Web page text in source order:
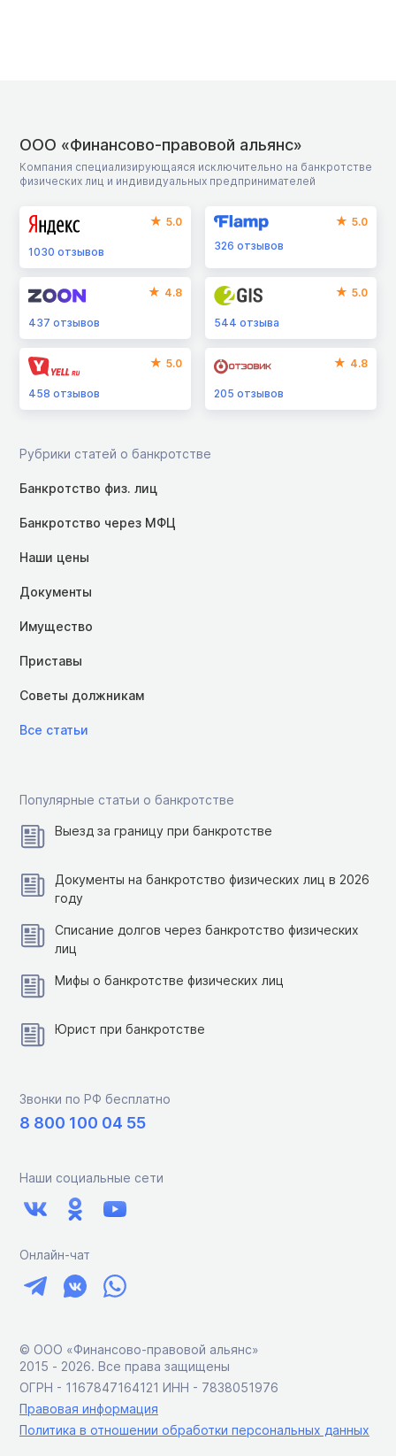
ООО «Финансово-правовой альянс»
Компания специализирующаяся исключительно на банкротстве
физических лиц и индивидуальных предпринимателей
5.0
1030 отзывов
5.0
326отзывов
4.8
437 отзывов
5.0
544отзыва
5.0
458 отзывов
4.8
205отзывов
Рубрики статей о банкротстве
Банкротство физ. лиц
Банкротство через МФЦ
Наши цены
Документы
Имущество
Приставы
Советы должникам
Все статьи
Популярные статьи о банкротстве
Выезд за границу при банкротстве
Документы на банкротство физических лиц в 2026
году
Списание долгов через банкротство физических
лиц
Мифы о банкротстве физических лиц
Юрист при банкротстве
Звонки по РФ бесплатно
8 800 100 04 55
Наши социальные сети
Онлайн-чат
© ООО «Финансово-правовой альянс»
2015 ‑ 2026. Все права защищены
ОГРН - 1167847164121 ИНН - 7838051976
Правовая информация
Политика в отношении обработки персональных данных